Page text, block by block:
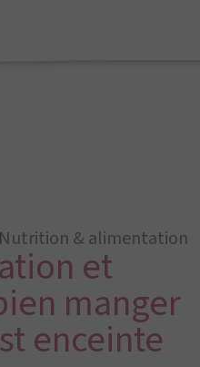
Nutrition & alimentation
et
manger
enceinte